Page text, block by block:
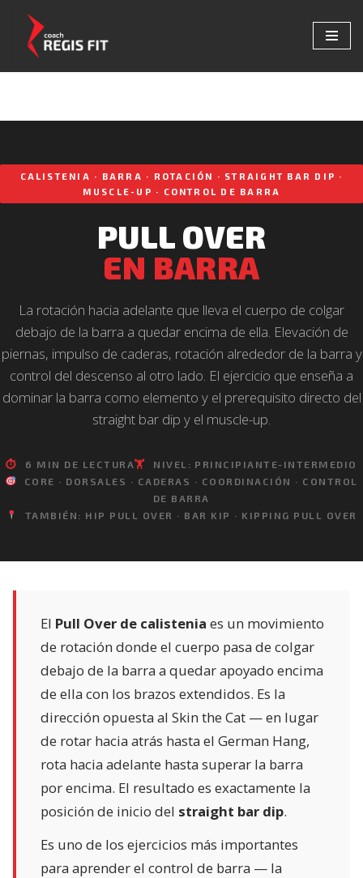
Saltar
CALISTENIA · BARRA · ROTACIÓN · STRAIGHT BAR DIP ·
MUSCLE-UP · CONTROL DE BARRA
PULL OVER
EN BARRA
La rotación hacia adelante que lleva el cuerpo de colgar
debajo de la barra a quedar encima de ella. Elevación de
piernas, impulso de caderas, rotación alrededor de la barra y
control del descenso al otro lado. El ejercicio que enseña a
dominar la barra como elemento y el prerequisito directo del
straight bar dip y el muscle-up.
⏱ 6 MIN DE LECTURA🏋️
NIVEL: PRINCIPIANTE-INTERMEDIO
CORE · DORSALES · CADERAS · COORDINACIÓN · CONTROL
DE BARRA
TAMBIÉN: HIP PULL OVER · BAR KIP · KIPPING PULL OVER
El Pull Over de calistenia es un movimiento
de rotación donde el cuerpo pasa de colgar
debajo de la barra a quedar apoyado encima
de ella con los brazos extendidos. Es la
dirección opuesta al Skin the Cat — en lugar
de rotar hacia atrás hasta el German Hang,
rota hacia adelante hasta superar la barra
por encima. El resultado es exactamente la
posición de inicio del straight bar dip.
Es uno de los ejercicios más importantes
para aprender el control de barra — la